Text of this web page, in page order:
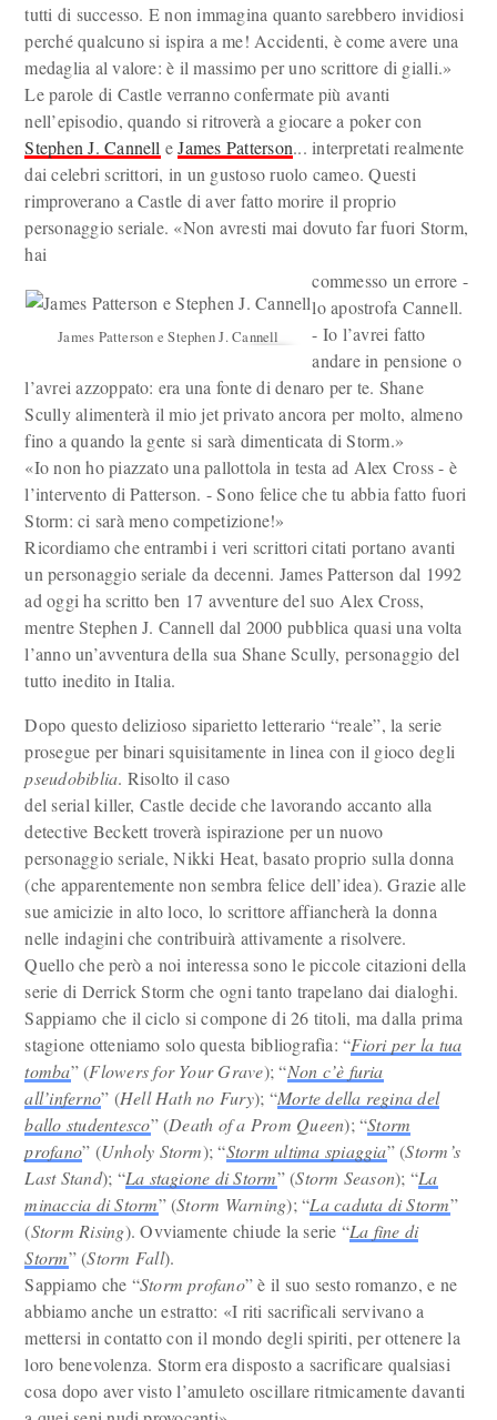
tutti di successo. E non immagina quanto sarebbero invidiosi
perché qualcuno si ispira a me! Accidenti, è come avere una
medaglia al valore: è il massimo per uno scrittore di gialli.»
Le parole di Castle verranno confermate più avanti
nell’episodio, quando si ritroverà a giocare a poker con
Stephen J. Cannell eJames Patterson... interpretati realmente
dai celebri scrittori, in un gustoso ruolo cameo. Questi
rimproverano a Castle di aver fatto morire il proprio
personaggio seriale. «Non avresti mai dovuto far fuori Storm,
hai
James Patterson e Stephen J. Cannell
commesso un errore -
lo apostrofa Cannell.
- Io l’avrei fatto
andare in pensione o
l’avrei azzoppato: era una fonte di denaro per te. Shane
Scully alimenterà il mio jet privato ancora per molto, almeno
fino a quando la gente si sarà dimenticata di Storm.»
«Io non ho piazzato una pallottola in testa ad Alex Cross - è
l’intervento di Patterson. - Sono felice che tu abbia fatto fuori
Storm: ci sarà meno competizione!»
Ricordiamo che entrambi i veri scrittori citati portano avanti
un personaggio seriale da decenni. James Patterson dal 1992
ad oggi ha scritto ben 17 avventure del suo Alex Cross,
mentre Stephen J. Cannell dal 2000 pubblica quasi una volta
l’anno un’avventura della sua Shane Scully, personaggio del
tutto inedito in Italia.
Dopo questo delizioso siparietto letterario “reale”, la serie
prosegue per binari squisitamente in linea con il gioco degli
pseudobiblia. Risolto il caso
del serial killer, Castle decide che lavorando accanto alla
detective Beckett troverà ispirazione per un nuovo
personaggio seriale, Nikki Heat, basato proprio sulla donna
(che apparentemente non sembra felice dell’idea). Grazie alle
sue amicizie in alto loco, lo scrittore affiancherà la donna
nelle indagini che contribuirà attivamente a risolvere.
Quello che però a noi interessa sono le piccole citazioni della
serie di Derrick Storm che ogni tanto trapelano dai dialoghi.
Sappiamo che il ciclo si compone di 26 titoli, ma dalla prima
stagione otteniamo solo questa bibliografia: “Fiori per la tua
tomba” (Flowers for Your Grave); “Non c’è furia
all’inferno” (Hell Hath no Fury); “Morte della regina del
ballo studentesco” (Death of a Prom Queen); “Storm
profano” (Unholy Storm); “Storm ultima spiaggia” (Storm’s
Last Stand); “La stagione di Storm” (Storm Season); “La
minaccia di Storm” (Storm Warning); “La caduta di Storm”
(Storm Rising). Ovviamente chiude la serie “La fine di
Storm” (Storm Fall).
Sappiamo che “Storm profano” è il suo sesto romanzo, e ne
abbiamo anche un estratto: «I riti sacrificali servivano a
mettersi in contatto con il mondo degli spiriti, per ottenere la
loro benevolenza. Storm era disposto a sacrificare qualsiasi
cosa dopo aver visto l’amuleto oscillare ritmicamente davanti